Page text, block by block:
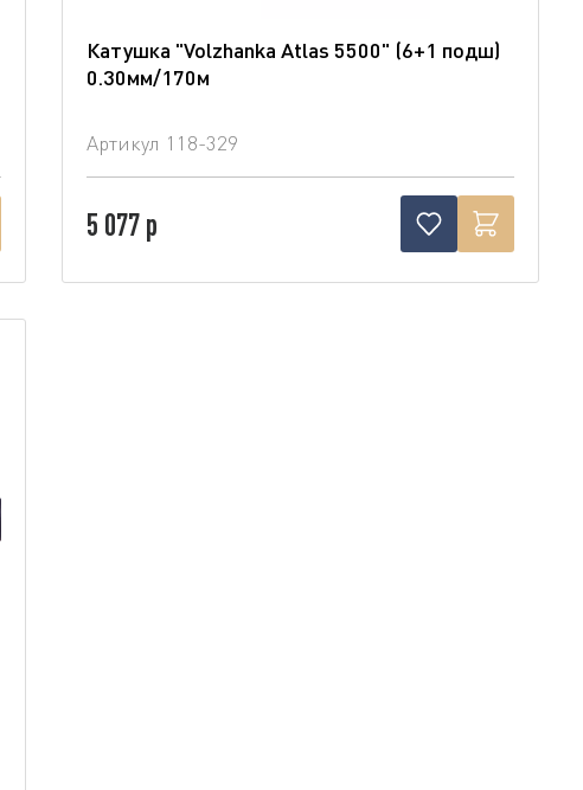
Катушка "Volzhanka Atlas 5500" (6+1 подш)
0.30мм/170м
Артикул 118-329
5 077 р